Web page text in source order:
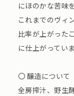
にほのかな苦味
これまでのヴィ
比率が上がった
に仕上がっていま
〇 醸造について
全房搾汁、野生